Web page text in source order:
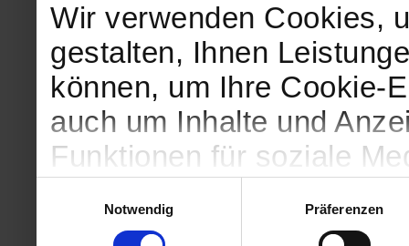
Wir verwenden Cookies,
gestalten, Ihnen
können, um Ihre Cookie-
auch um Inhalte und
Funktionen für soziale
geben wir Informationen
Notwendig
Präferenzen